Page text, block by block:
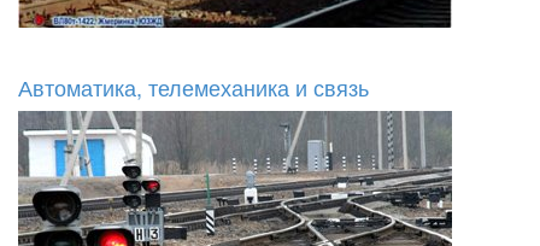
Автоматика, телемеханика и связь